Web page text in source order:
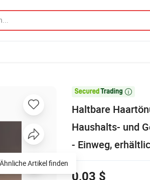

Haltbare
Haushalts- und
- Einweg,
0,03 $
Ähnliche Artikel finden